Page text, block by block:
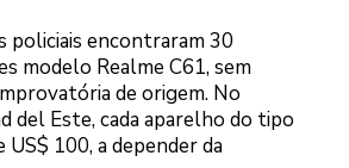
policiais encontraram 30
modelo Realme C61, sem
de origem. No
del Este, cada aparelho do tipo
100, a depender da